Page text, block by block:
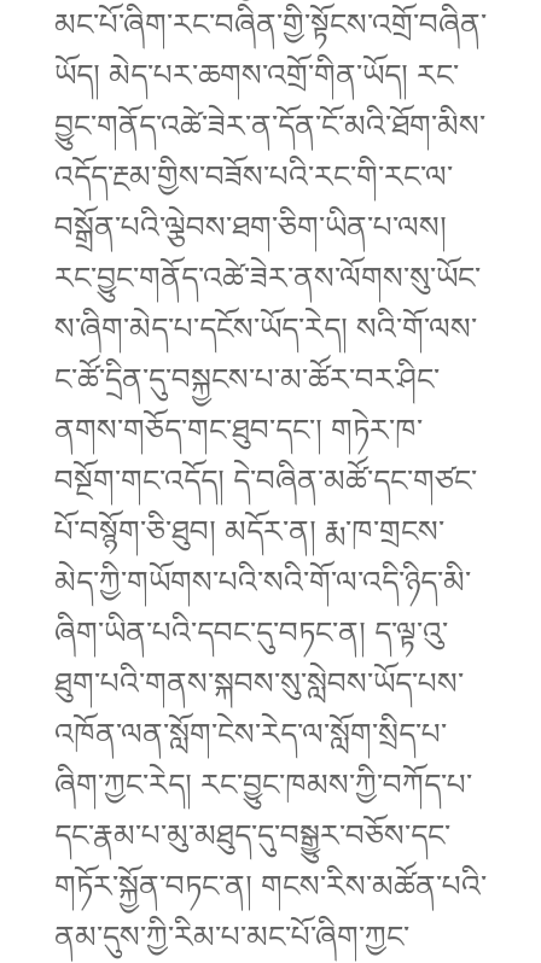
མང་པོ་ཞིག་རང་བཞིན་གྱི་སྟོངས་འགྲོ་བཞིན་
ཡོད། མེད་པར་ཆགས་འགྲོ་གིན་ཡོད། རང་
བྱུང་གནོད་འཚེ་ཟེར་ན་དོན་ངོ་མའི་ཐོག་མིས་
འདོད་རྔམ་གྱིས་བཟོས་པའི་རང་གི་རང་ལ་
བསྒྲོན་པའི་ལྕེབས་ཐག་ཅིག་ཡིན་པ་ལས།
རང་བྱུང་གནོད་འཚེ་ཟེར་ནས་ལོགས་སུ་ཡོང་
ས་ཞིག་མེད་པ་དངོས་ཡོད་རེད། སའི་གོ་ལས་
ང་ཚོ་དྲིན་དུ་བསྐྱངས་པ་མ་ཚོར་བར་ཤིང་
ནགས་གཅོད་གང་ཐུབ་དང་། གཏེར་ཁ་
བསྔོག་གང་འདོད། དེ་བཞིན་མཚོ་དང་གཙང་
པོ་བསྙོག་ཅི་ཐུབ། མདོར་ན། རྨ་ཁ་གྲངས་
མེད་ཀྱི་གཡོགས་པའི་སའི་གོ་ལ་འདི་ཉིད་མི་
ཞིག་ཡིན་པའི་དབང་དུ་བཏང་ན། ད་ལྟ་འུ་
ཐུག་པའི་གནས་སྐབས་སུ་སླེབས་ཡོད་པས་
འཁོན་ལན་སློག་ངེས་རེད་ལ་སློག་སྲིད་པ་
ཞིག་ཀྱང་རེད། རང་བྱུང་ཁམས་ཀྱི་བཀོད་པ་
དང་རྣམ་པ་མུ་མཐུད་དུ་བསྒྱུར་བཅོས་དང་
གཏོར་སྐྱོན་བཏང་ན། གངས་རིས་མཚོན་པའི་
ནམ་དུས་ཀྱི་རིམ་པ་མང་པོ་ཞིག་ཀྱང་